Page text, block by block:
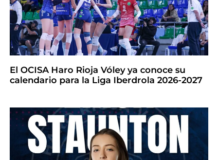
El OCISA Haro Rioja Vóley ya conoce su
calendario para la Liga Iberdrola 2026-2027